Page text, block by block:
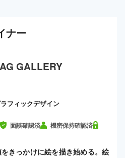
ナー
GALLERY
フィックデザイン
面談確認済 機密保持確認済
きっかけに絵を描き始める。絵